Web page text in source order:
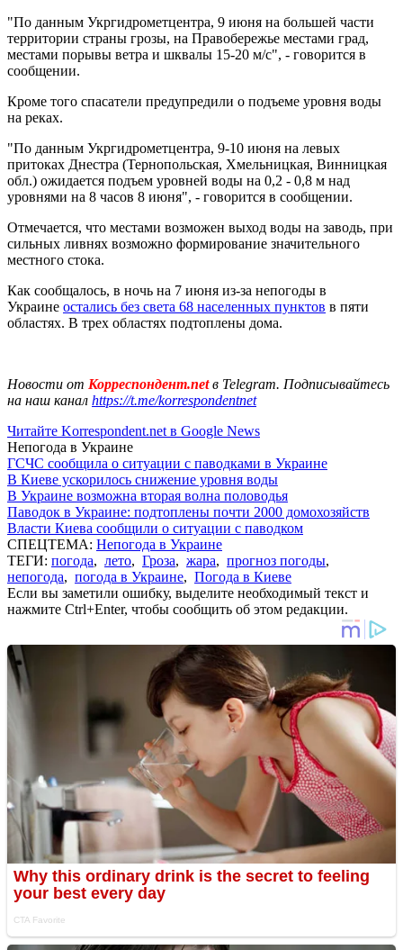
"По данным Укргидрометцентра, 9 июня на большей части
территории страны грозы, на Правобережье местами град,
местами порывы ветра и шквалы 15-20 м/с", - говорится в
сообщении.
Кроме того спасатели предупредили о подъеме уровня воды
на реках.
"По данным Укргидрометцентра, 9-10 июня на левых
притоках Днестра (Тернопольская, Хмельницкая, Винницкая
обл.) ожидается подъем уровней воды на 0,2 - 0,8 м над
уровнями на 8 часов 8 июня", - говорится в сообщении.
Отмечается, что местами возможен выход воды на заводь, при
сильных ливнях возможно формирование значительного
местного стока.
Как сообщалось, в ночь на 7 июня из-за непогоды в
Украине остались без света 68 населенных пунктов в пяти
областях. В трех областях подтоплены дома.
Новости от Корреспондент.netв Telegram. Подписывайтесь
на наш канал https://t.me/korrespondentnet
Читайте Korrespondent.net в Google News
Непогода в Украине
ГСЧС сообщила о ситуации с паводками в Украине
В Киеве ускорилось снижение уровня воды
В Украине возможна вторая волна половодья
Паводок в Украине: подтоплены почти 2000 домохозяйств
Власти Киева сообщили о ситуации с паводком
СПЕЦТЕМА: Непогода в Украине
ТЕГИ: погода, лето, Гроза, жара, прогноз погоды,
непогода, погода в Украине, Погода в Киеве
Если вы заметили ошибку, выделите необходимый текст и
нажмите Ctrl+Enter, чтобы сообщить об этом редакции.